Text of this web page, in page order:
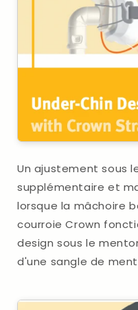
Un ajustement sous
supplémentaire et
lorsque la mâchoire
courroie Crown
design sous le
d'une sangle de